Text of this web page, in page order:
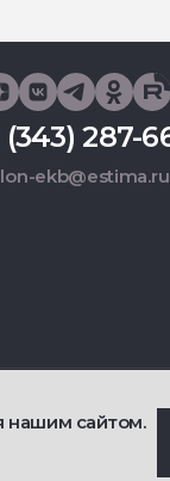
(343) 287-
ekb@estima.ru
нашим сайтом.